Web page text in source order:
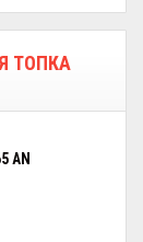
ТОПКА
AN